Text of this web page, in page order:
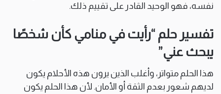
نفسه، فهو الوحيد القادر على تقييم ذلك.
تفسير حلم “رأيت في منامي كأن شخصًا
يبحث عني”
هذا الحلم متواتر، وأغلب الذين يرون هذه الأحلام يكون
لديهم شعور بعدم الثقة أو الأمان. لأن هذا الحلم يكون